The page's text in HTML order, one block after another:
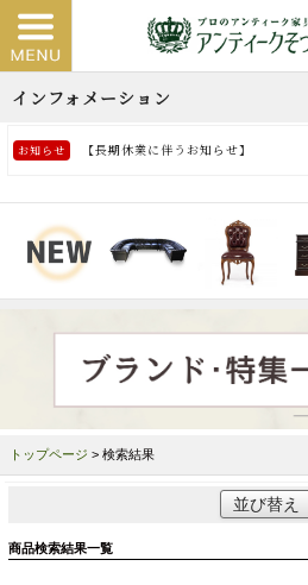
トップページ > 検索結果
並び替え
商品検索結果一覧